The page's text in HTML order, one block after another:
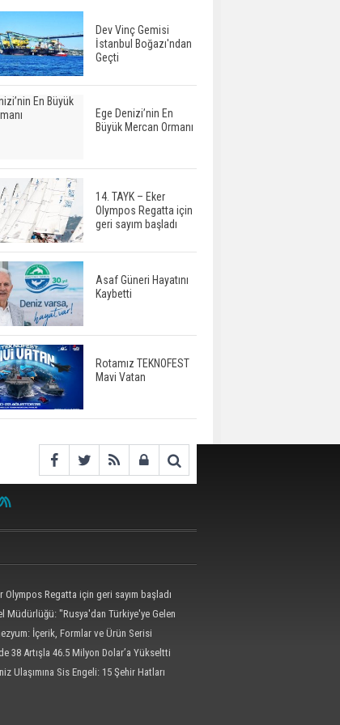
Dev Vinç Gemisi
İstanbul Boğazı'ndan
Geçti
Ege Denizi’nin En
Büyük Mercan Ormanı
14. TAYK – Eker
Olympos Regatta için
geri sayım başladı
Asaf Güneri Hayatını
Kaybetti
Rotamız TEKNOFEST
Mavi Vatan
Olympos Regatta için geri sayım başladı
Müdürlüğü: "Rusya'dan Türkiye'ye Gelen
Uğradı"
İçerik, Formlar ve Ürün Serisi
38 Artışla 46.5 Milyon Dolar’a Yükseltti
Ulaşımına Sis Engeli: 15 Şehir Hatları